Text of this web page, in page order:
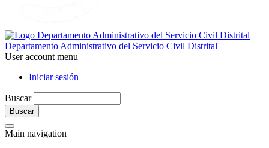
Departamento Administrativo del Servicio Civil Distrital
User account menu
Iniciar sesión
Buscar
Main navigation